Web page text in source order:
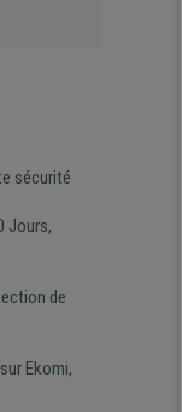
sécurité
Jours,
de
Ekomi,